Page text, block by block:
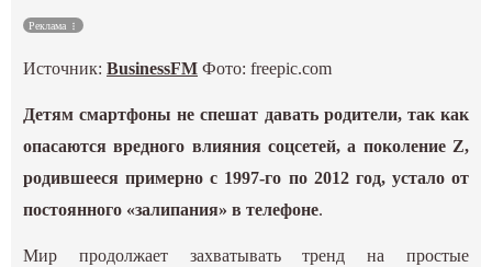
Спецпроекты
Реклама
Источник:BusinessFM Фото: freepic.com
Детям смартфоны не спешат давать родители, так как
опасаются вредного влияния соцсетей, а поколение Z,
родившееся примерно с 1997-го по 2012 год, устало от
постоянного «залипания» в телефоне.
Мир продолжает захватывать тренд на простые